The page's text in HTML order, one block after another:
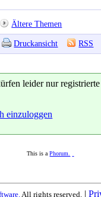
Ältere Themen
Druckansicht RSS
leider nur
einzuloggen
This is aPhorum.
All rights reserved. |